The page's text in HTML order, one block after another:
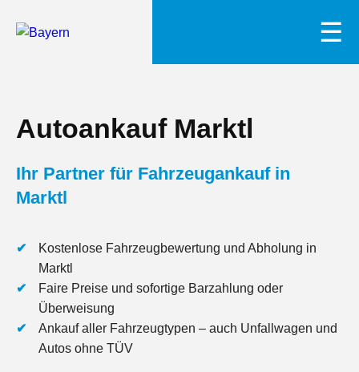
☰
Autoankauf Marktl
Ihr Partner für Fahrzeugankauf in
Marktl
Kostenlose Fahrzeugbewertung und Abholung in
Marktl
Faire Preise und sofortige Barzahlung oder
Überweisung
Ankauf aller Fahrzeugtypen – auch Unfallwagen und
Autos ohne TÜV